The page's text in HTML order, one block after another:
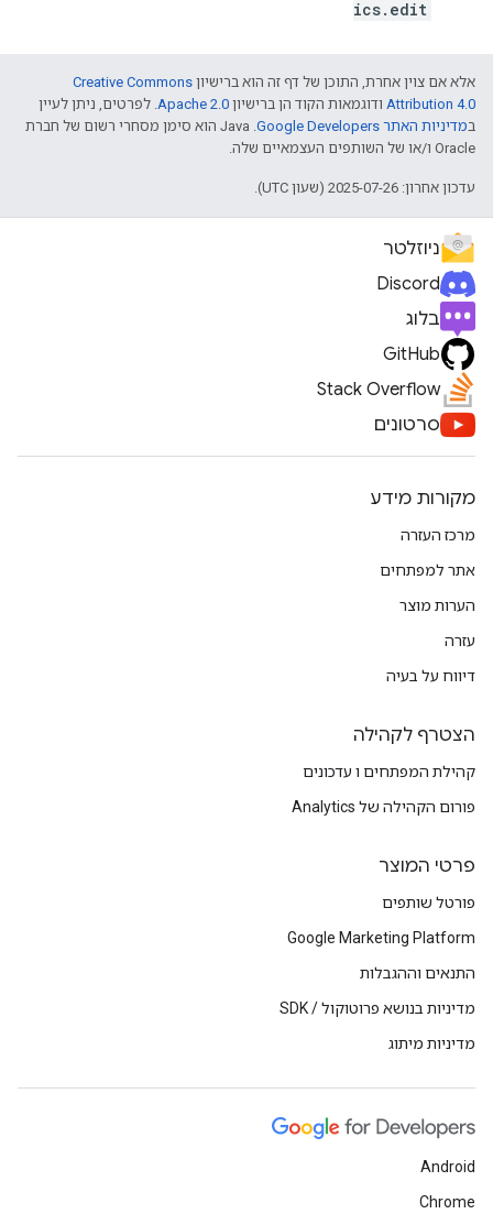
ics.edit
אלא אם צוין אחרת, התוכן של דף זה הוא ברישיון Creative Commons
Attribution 4.0 ודוגמאות הקוד הן ברישיון Apache 2.0. לפרטים, ניתן לעיין
במדיניות האתר Google Developers‏
.‏ Java הוא סימן מסחרי רשום של חברת
Oracle ו/או של השותפים העצמאיים שלה.
עדכון אחרון: 2025-07-26 (שעון UTC).
ניוזלטר
Discord
בלוג
GitHub
Stack Overflow
סרטונים
מקורות מידע
מרכז העזרה
אתר למפתחים
הערות מוצר
עזרה
דיווח על בעיה
הצטרף לקהילה
קהילת המפתחים ו עדכונים
פורום הקהילה של Analytics
פרטי המוצר
פורטל שותפים
Google Marketing Platform
התנאים וההגבלות
מדיניות בנושא פרוטוקול / SDK
מדיניות מיתוג
Android
Chrome